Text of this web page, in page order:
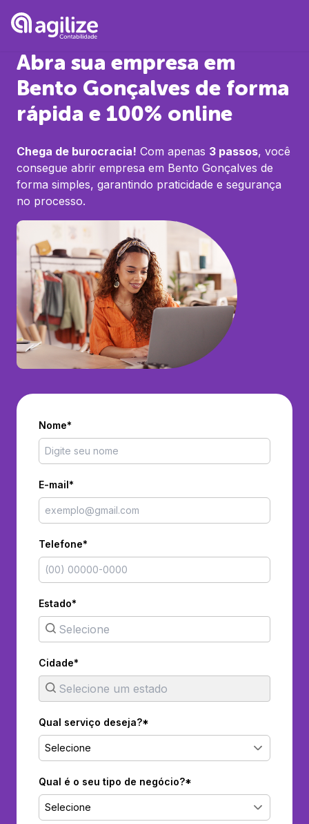
Abra sua empresa em
Bento Gonçalves de forma
rápida e 100% online
Chega de burocracia! Com apenas 3 passos, você
consegue abrir empresa em Bento Gonçalves de
forma simples, garantindo praticidade e segurança
no processo.
Nome*
E-mail*
Telefone*
Estado*
Cidade*
Qual serviço deseja?*
Selecione
Qual é o seu tipo de negócio?*
Selecione